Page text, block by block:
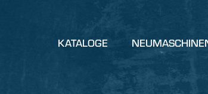
KATALOGE